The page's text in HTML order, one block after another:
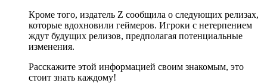
Кроме того, издатель Z сообщила о следующих релизах,
которые вдохновили геймеров. Игроки с нетерпением
ждут будущих релизов, предполагая потенциальные
изменения.
Расскажите этой информацией своим знакомым, это
стоит знать каждому!